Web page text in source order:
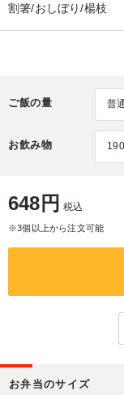
割箸/おしぼり/楊枝
ご飯の量
お飲み物
648円 税込
※3個以上から注文可能
お弁当のサイズ